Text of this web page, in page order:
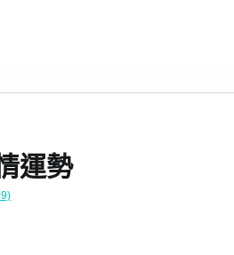
運勢